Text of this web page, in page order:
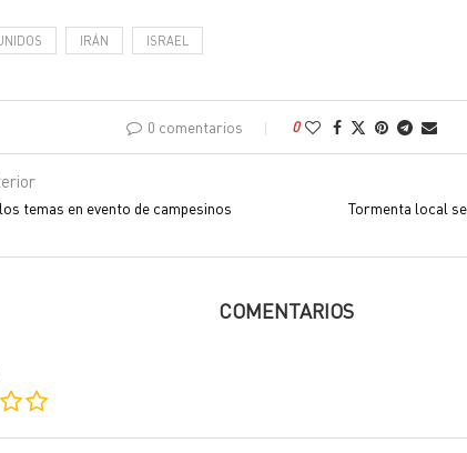
IRÁN ISRAEL
0 comentarios 0
temas en evento de campesinos
Tormenta local
COMENTARIOS